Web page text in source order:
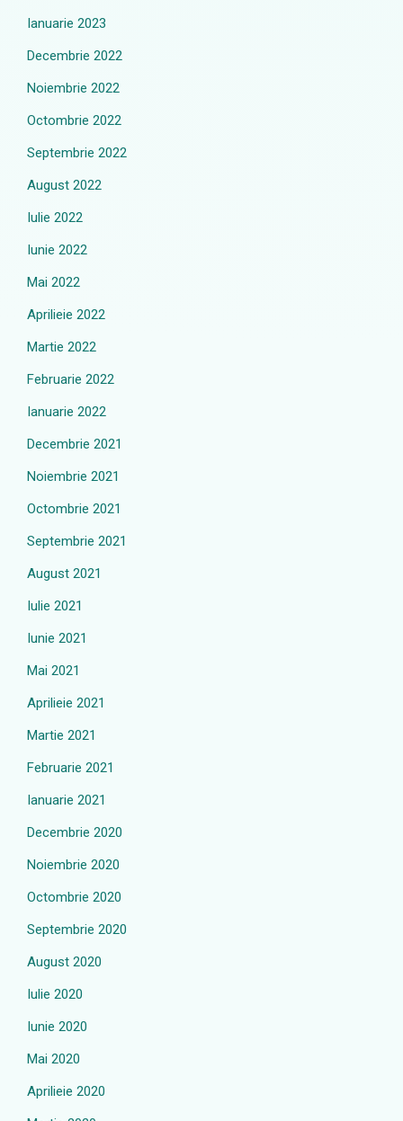
Ianuarie 2023
Decembrie 2022
Noiembrie 2022
Octombrie 2022
Septembrie 2022
August 2022
Iulie 2022
Iunie 2022
Mai 2022
Aprilieie 2022
Martie 2022
Februarie 2022
Ianuarie 2022
Decembrie 2021
Noiembrie 2021
Octombrie 2021
Septembrie 2021
August 2021
Iulie 2021
Iunie 2021
Mai 2021
Aprilieie 2021
Martie 2021
Februarie 2021
Ianuarie 2021
Decembrie 2020
Noiembrie 2020
Octombrie 2020
Septembrie 2020
August 2020
Iulie 2020
Iunie 2020
Mai 2020
Aprilieie 2020